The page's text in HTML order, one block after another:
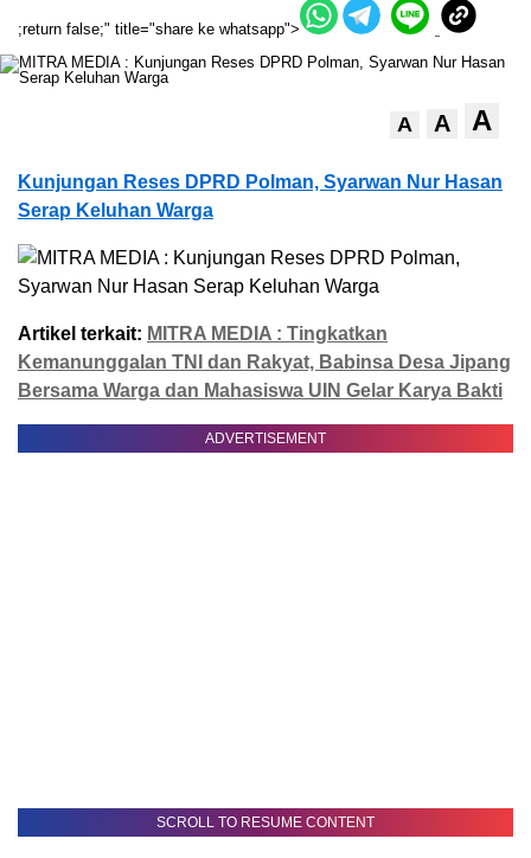
;return false;" title="share ke whatsapp">
A A A
Kunjungan Reses DPRD Polman, Syarwan Nur Hasan
Serap Keluhan Warga
Artikel terkait: MITRA MEDIA : Tingkatkan
Kemanunggalan TNI dan Rakyat, Babinsa Desa Jipang
Bersama Warga dan Mahasiswa UIN Gelar Karya Bakti
ADVERTISEMENT
SCROLL TO RESUME CONTENT